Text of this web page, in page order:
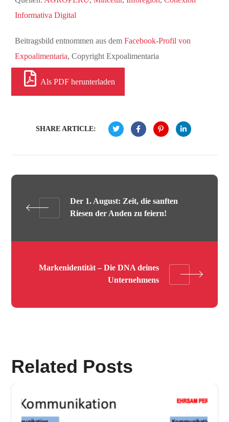
Informativa Digital
Beitragsbild entnommen aus demFacebook-Profil von
Expoalimentaria, Copyright Expoalimentaria
Als PDF herunterladen
SHARE ARTICLE:
Der 1. August: Zeit, die sanften
Riesen der Anden zu feiern!
Markenidentität – Die DNA deines
Unternehmens
Related Posts